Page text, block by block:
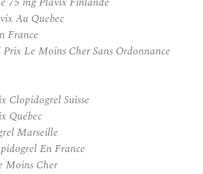
Au Quebec
France
Le Moins Cher Sans Ordonnance
Clopidogrel Suisse
Québec
Marseille
En France
Moins Cher